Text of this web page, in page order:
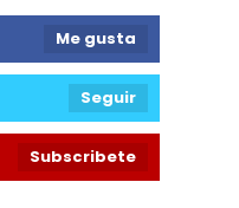
Me gusta
Seguir
Subscribete